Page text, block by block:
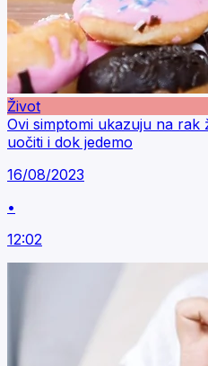
Život
Ovi simptomi ukazuju na rak
uočiti i dok jedemo
16/08/2023
•
12:02